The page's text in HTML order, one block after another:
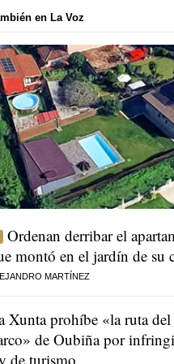
en La Voz
Ordenan derribar el
montó en el jardín de su
MARTÍNEZ
Xunta prohíbe «la ruta del
de Oubiña por
de turismo